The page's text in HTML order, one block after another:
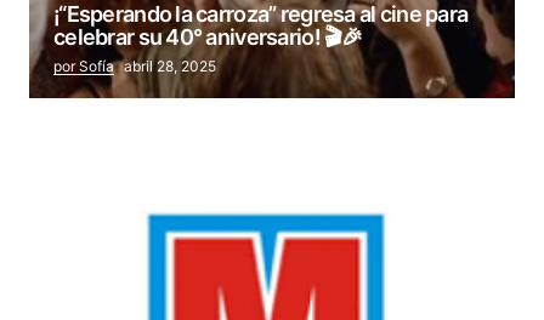
¡“Esperando la carroza” regresa al cine para
celebrar su 40° aniversario! 🎬🎉
por Sofía abril 28, 2025